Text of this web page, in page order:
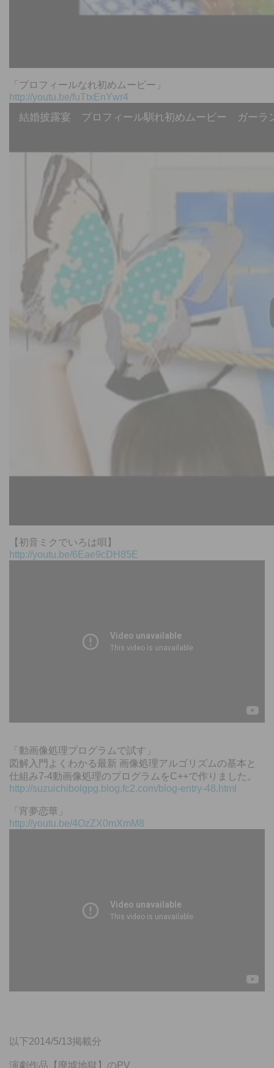
「プロフィールなれ初めムービー」
http://youtu.be/fuTtxEnYwr4
結婚披露宴 プロフィール馴れ初めムービー ガーラ
【初音ミクでいろは唄】
http://youtu.be/6Eae9cDH85E
「動画像処理プログラムで試す」
図解入門よくわかる最新 画像処理アルゴリズムの基本と
仕組み7-4動画像処理のプログラムをC++で作りました。
http://suzuichibolgpg.blog.fc2.com/blog-entry-48.html
「宵夢恋華」
http://youtu.be/4OzZX0mXmM8
以下2014/5/13掲載分
演劇作品【廃墟地獄】のPV